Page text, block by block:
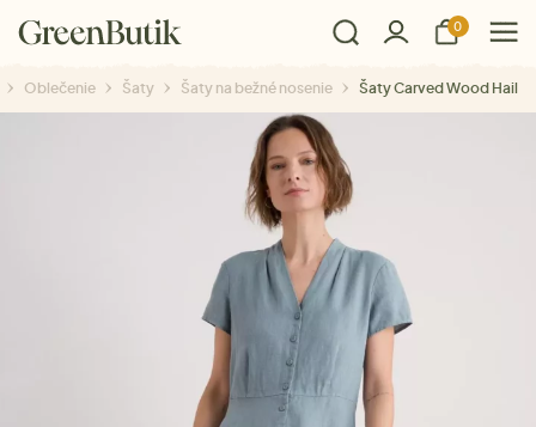
0
Oblečenie Šaty Šaty na bežné nosenie Šaty Carved Wood Hail